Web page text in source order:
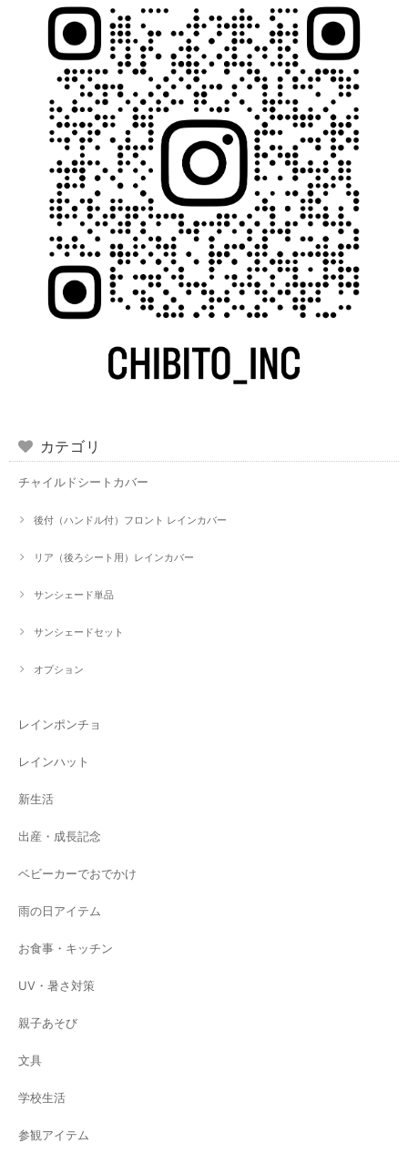
カテゴリ
チャイルドシートカバー
後付（ハンドル付）フロント レインカバー
リア（後ろシート用）レインカバー
サンシェード単品
サンシェードセット
オプション
レインポンチョ
レインハット
新生活
出産・成長記念
ベビーカーでおでかけ
雨の日アイテム
お食事・キッチン
UV・暑さ対策
親子あそび
文具
学校生活
参観アイテム